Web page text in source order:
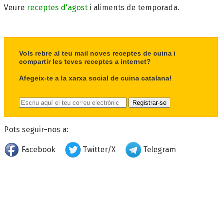
Veure receptes d'agost i aliments de temporada.
Vols rebre al teu mail noves receptes de cuina i
compartir les teves receptes a internet?
Afegeix-te a la xarxa social de cuina catalana!
Pots seguir-nos a:
Facebook Twitter/X Telegram